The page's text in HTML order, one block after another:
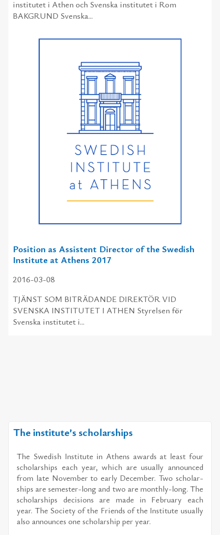
institutet i Athen och Svenska institutet i Rom
BAKGRUND Svenska...
Position as Assistent Director of the Swedish
Institute at Athens 2017
2016-03-08
TJÄNST SOM BITRÄDANDE DIREKTÖR VID
SVENSKA INSTITUTET I ATHEN Styrelsen för
Svenska institutet i...
The institute’s scholarships
The Swedish In­sti­tute in Athens awards at least four
schol­ar­ships each year, which are usu­ally an­nounced
from late No­vem­ber to early De­cem­ber. Two schol­ar­
ships are se­mes­ter-long and two are monthly-long. The
schol­ar­ships de­ci­sions are made in Feb­ru­ary each
year. The So­ci­ety of the Friends of the In­sti­tute usu­ally
also an­nounces one schol­ar­ship per year.